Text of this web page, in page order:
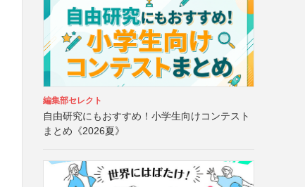
編集部セレクト
自由研究にもおすすめ！小学生向けコンテスト
まとめ《2026夏》